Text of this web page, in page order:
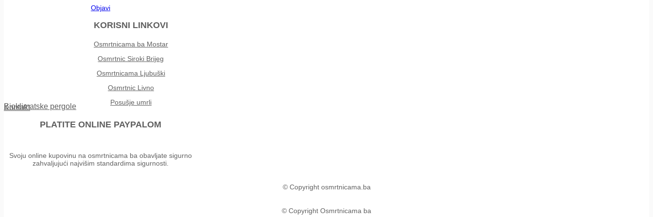
Objavi
KORISNI LINKOVI
Osmrtnicama ba Mostar
Osmrtnic Siroki Brijeg
Osmrtnicama Ljubuški
Osmrtnic Livno
Posušje umrli
Kontakt
Bioklimatske pergole
PLATITE ONLINE PAYPALOM
Svoju online kupovinu na osmrtnicama ba obavljate sigurno
zahvaljujući najvišim standardima sigurnosti.
© Copyright osmrtnicama.ba
© Copyright Osmrtnicama ba